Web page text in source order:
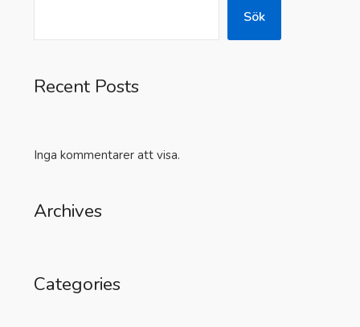
Sök
Recent Posts
Inga kommentarer att visa.
Archives
Categories